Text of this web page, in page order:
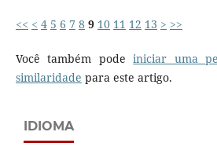
<< < 4 5 6 7 8 9 10 11 12 13 > >>
Você também podeiniciar uma
similaridade para este artigo.
IDIOMA